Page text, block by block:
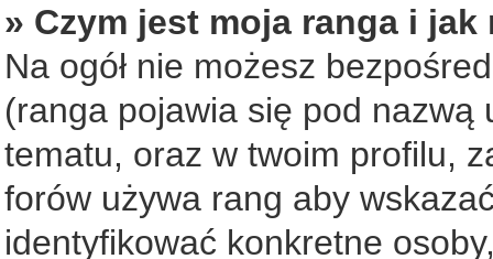
» Czym jest moja ranga i
Na ogół nie możesz
(ranga pojawia się pod
tematu, oraz w twoim profilu,
forów używa rang aby
identyfikować konkretne